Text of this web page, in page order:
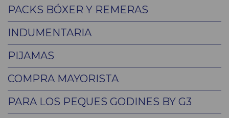
PACKS BÓXER Y REMERAS
INDUMENTARIA
PIJAMAS
COMPRA MAYORISTA
PARA LOS PEQUES GODINES BY G3